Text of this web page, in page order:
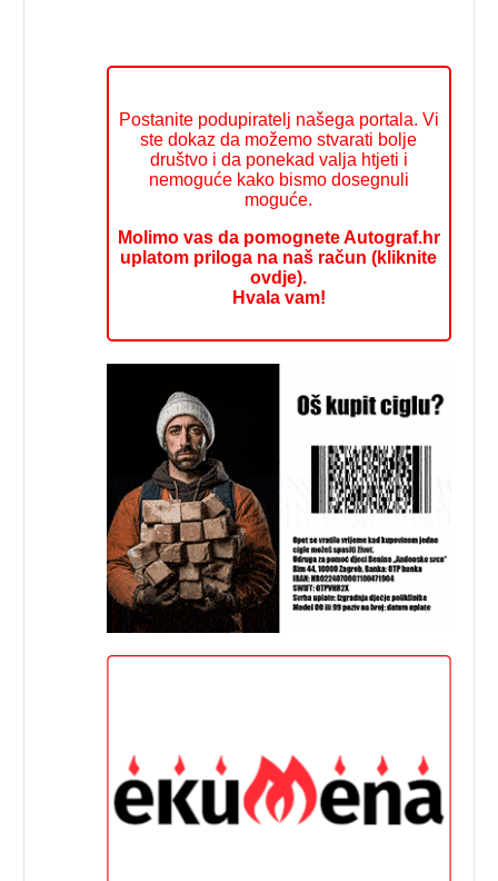
Postanite podupiratelj našega portala. Vi
ste dokaz da možemo stvarati bolje
društvo i da ponekad valja htjeti i
nemoguće kako bismo dosegnuli
moguće.
Molimo vas da pomognete Autograf.hr
uplatom priloga na naš račun (kliknite
ovdje).
Hvala vam!